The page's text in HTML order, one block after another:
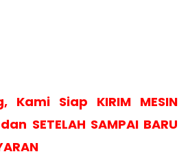
Kami Siap KIRIM MESIN
SETELAH SAMPAI BARU